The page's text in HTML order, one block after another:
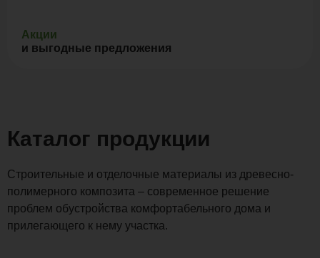
Акции
и выгодные предложения
Каталог продукции
Строительные и отделочные материалы из древесно-
полимерного композита – современное решение
проблем обустройства комфортабельного дома и
прилегающего к нему участка.